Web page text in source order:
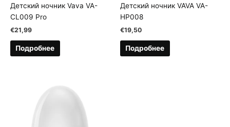
Детский ночник Vava VA-
CL009 Pro
€21,99
Подробнее
Детский ночник VAVA VA-
HP008
€19,50
Подробнее